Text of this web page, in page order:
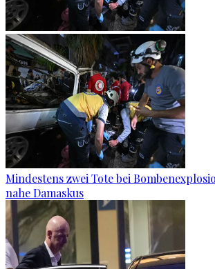
Mindestens zwei Tote bei
nahe Damaskus